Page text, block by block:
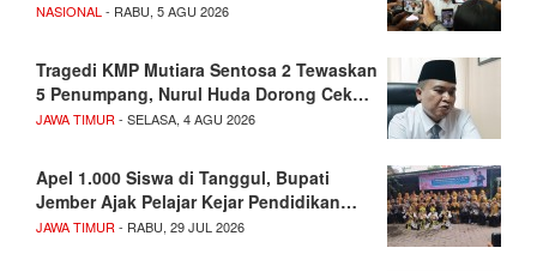
NASIONAL - RABU, 5 AGU 2026
Tragedi KMP Mutiara Sentosa 2 Tewaskan
5 Penumpang, Nurul Huda Dorong Cek…
JAWA TIMUR - SELASA, 4 AGU 2026
Apel 1.000 Siswa di Tanggul, Bupati
Jember Ajak Pelajar Kejar Pendidikan…
JAWA TIMUR - RABU, 29 JUL 2026